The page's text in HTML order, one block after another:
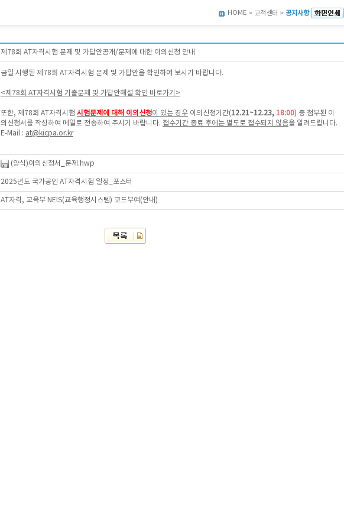
HOME > 고객센터 > 공지사항
제78회 AT자격시험 문제 및 가답안공개/문제에 대한 이의신청 안내
금일 시행된 제78회 AT자격시험 문제 및 가답안을 확인하여 보시기 바랍니다.
<제78회 AT자격시험 기출문제 및 가답안해설 확인 바로가기>
또한, 제78회 AT자격시험 시험문제에 대해 이의신청이 있는 경우 이의신청기간(12.21~12.23, 18:00) 중 첨부된 이
의신청서를 작성하여 메일로 전송하여 주시기 바랍니다. 접수기간 종료 후에는 별도로 접수되지 않음을 알려드립니다.
E-Mail : at@kicpa.or.kr
(양식)이의신청서_문제.hwp
2025년도 국가공인 AT자격시험 일정_포스터
AT자격, 교육부 NEIS(교육행정시스템) 코드부여(안내)